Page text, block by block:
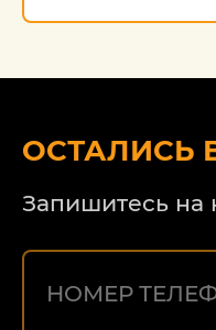
ОСТАЛИСЬ
Запишитесь на